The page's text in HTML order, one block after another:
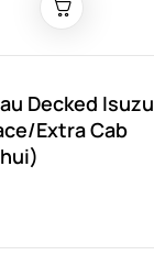
Decked Isuzu
Extra Cab